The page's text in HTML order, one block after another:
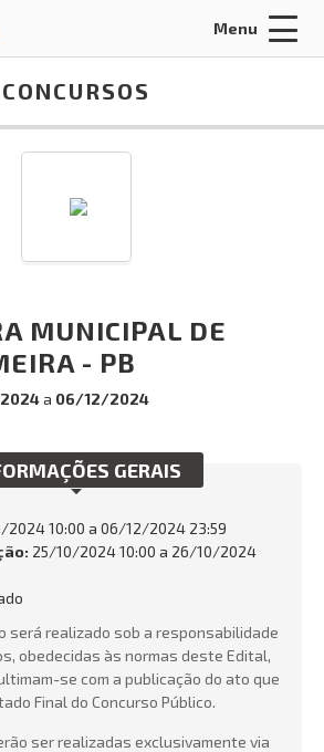
Menu
CONCURSOS
MUNICIPAL DE
- PB
a 06/12/2024
GERAIS
2024 10:00 a 06/12/2024 23:59
25/10/2024 10:00 a 26/10/2024
será realizado sob a responsabilidade
obedecidas às normas deste Edital,
se com a publicação do ato que
Final do Concurso Público.
ser realizadas exclusivamente via